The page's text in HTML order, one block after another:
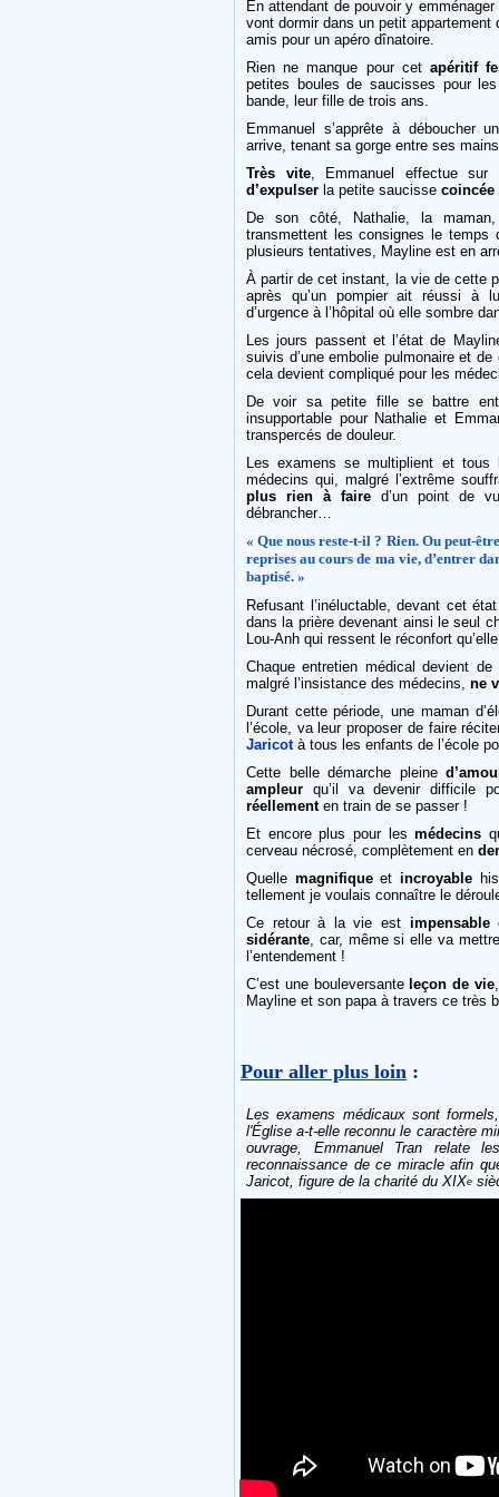
En attendant de pouvoir y
vont dormir dans un petit
amis pour un apéro dînatoire.
Rien ne manque pour cetapéritif
petites boules de saucisses pour
bande, leur fille de trois ans.
Emmanuel s’apprête à déboucher
arrive, tenant sa gorge entre ses
Très vite, Emmanuel effectue
d’expulser la petite saucisse coincée
De son côté, Nathalie, la
transmettent les consignes le temps
plusieurs tentatives, Mayline est en
À partir de cet instant, la vie de cette
après qu’un pompier ait réussi à
d’urgence à l’hôpital où elle sombre
Les jours passent et l’état de
suivis d’une embolie pulmonaire et
cela devient compliqué pour les
De voir sa petite fille se battre
insupportable pour Nathalie et
transpercés de douleur.
Les examens se multiplient et
médecins qui, malgré l’extrême
plus rien à faired’un point de
débrancher…
« Que nous reste-t-il ? Rien. Ou peut-
reprises au cours de ma vie, d’entrer
baptisé. »
Refusant l’inéluctable, devant cet
dans la prière devenant ainsi le seul
Lou-Anh qui ressent le réconfort
Chaque entretien médical devient
malgré l’insistance des médecins, ne
Durant cette période, une maman
l’école, va leur proposer de faire
Jaricotà tous les enfants de l’école
Cette belle démarche pleine
ampleur qu’il va devenir difficile
réellementen train de se passer !
Et encore plus pour lesmédecins
cerveau nécrosé, complètement en
Quelle magnifiqueetincroyable
tellement je voulais connaître le
Ce retour à la vie est impensable
sidérante, car, même si elle va
l’entendement !
C’est une bouleversanteleçon de vie
Mayline et son papa à travers ce très
Pour aller plus loin :
Les examens médicaux sont
l'Église a-t-elle reconnu le caractère
ouvrage, Emmanuel Tran relate
reconnaissance de ce miracle afin
Jaricot, figure de la charité du XIXe